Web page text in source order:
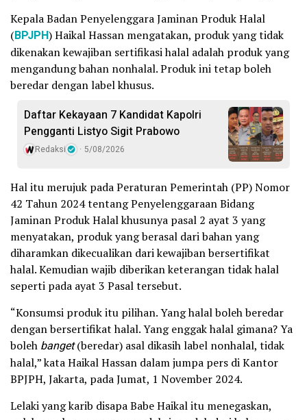
Kepala Badan Penyelenggara Jaminan Produk Halal
(BPJPH) Haikal Hassan mengatakan, produk yang tidak
dikenakan kewajiban sertifikasi halal adalah produk yang
mengandung bahan nonhalal. Produk ini tetap boleh
beredar dengan label khusus.
Daftar Kekayaan 7 Kandidat Kapolri
Pengganti Listyo Sigit Prabowo
Redaksi 5/08/2026
Hal itu merujuk pada Peraturan Pemerintah (PP) Nomor
42 Tahun 2024 tentang Penyelenggaraan Bidang
Jaminan Produk Halal khusunya pasal 2 ayat 3 yang
menyatakan, produk yang berasal dari bahan yang
diharamkan dikecualikan dari kewajiban bersertifikat
halal. Kemudian wajib diberikan keterangan tidak halal
seperti pada ayat 3 Pasal tersebut.
“Konsumsi produk itu pilihan. Yang halal boleh beredar
dengan bersertifikat halal. Yang enggak halal gimana? Ya
boleh banget(beredar) asal dikasih label nonhalal, tidak
halal,” kata Haikal Hassan dalam jumpa pers di Kantor
BPJPH, Jakarta, pada Jumat, 1 November 2024.
Lelaki yang karib disapa Babe Haikal itu menegaskan,